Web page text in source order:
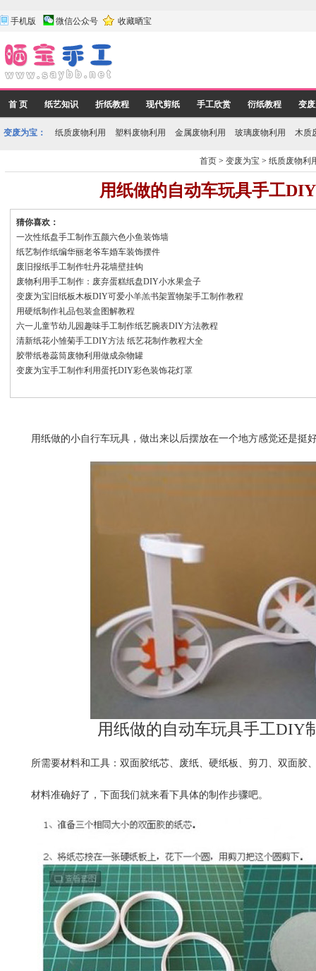
手机版 微信公众号 收藏晒宝
首 页 纸艺知识 折纸教程 现代剪纸 手工欣赏 衍纸教程 变
变废为宝： 纸质废物利用 塑料废物利用 金属废物利用 玻璃废物利用 木质
首页 >变废为宝 >纸质废物利
用纸做的自动车玩具手工
猜你喜欢：
一次性纸盘手工制作五颜六色小鱼装饰墙
纸艺制作纸编华丽老爷车婚车装饰摆件
废旧报纸手工制作牡丹花墙壁挂钩
废物利用手工制作：废弃蛋糕纸盘DIY小水果盒子
变废为宝旧纸板木板DIY可爱小羊羔书架置物架手工制作教程
用硬纸制作礼品包装盒图解教程
六一儿童节幼儿园趣味手工制作纸艺腕表DIY方法教程
清新纸花小雏菊手工DIY方法 纸艺花制作教程大全
胶带纸卷蕊筒废物利用做成杂物罐
变废为宝手工制作利用蛋托DIY彩色装饰花灯罩
用纸做的小自行车玩具，做出来以后摆放在一个地方感觉还是挺
用纸做的自动车玩具手工DIY
所需要材料和工具：双面胶纸芯、废纸、硬纸板、剪刀、双面胶
材料准确好了，下面我们就来看下具体的制作步骤吧。